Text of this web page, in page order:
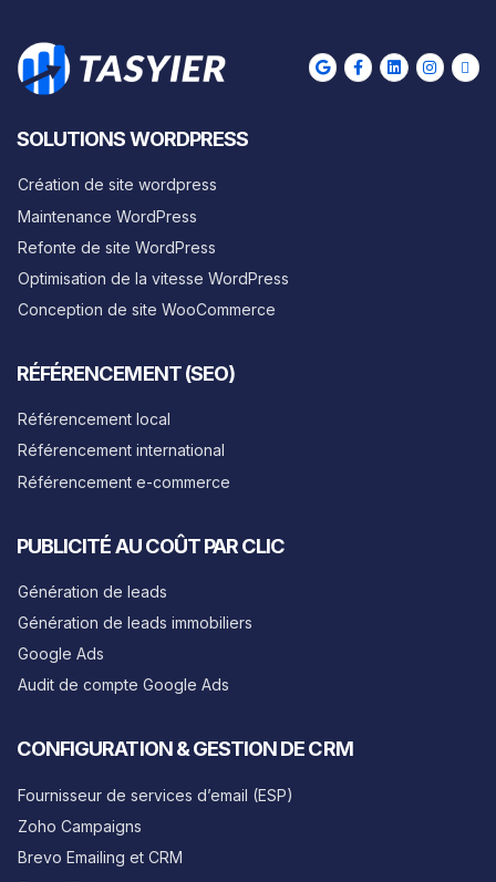
SOLUTIONS WORDPRESS
Création de site wordpress
Maintenance WordPress
Refonte de site WordPress
Optimisation de la vitesse WordPress
Conception de site WooCommerce
RÉFÉRENCEMENT (SEO)
Référencement local
Référencement international
Référencement e-commerce
PUBLICITÉ AU COÛT PAR CLIC
Génération de leads
Génération de leads immobiliers
Google Ads
Audit de compte Google Ads
CONFIGURATION & GESTION DE CRM
Fournisseur de services d’email (ESP)
Zoho Campaigns
Brevo Emailing et CRM